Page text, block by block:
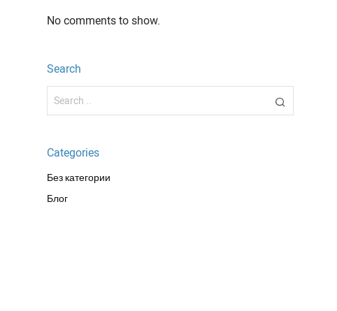
No comments to show.
Search
Categories
Без категории
Блог